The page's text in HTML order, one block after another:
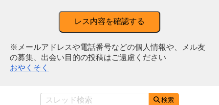
レス内容を確認する
※メールアドレスや電話番号などの個人情報や、メル友
の募集、出会い目的の投稿はご遠慮ください
おやくそく
検索